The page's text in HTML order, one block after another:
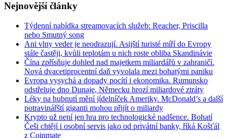
Nejnovější články
Týdenní nabídka streamovacích služeb: Reacher, Priscilla
nebo Smutný song
Ani vlny veder je neodrazují. Asijští turisté míří do Evropy
stále častěji, kvůli teplotám u nich roste obliba Skandinávie
Čína zpřísňuje dohled nad majetkem miliardářů v zahraničí.
Nová dvacetiprocentní daň vyvolala mezi bohatými paniku
Evropa vysychá a dopady pocítí i ekonomika. Rumunsko
odstřeluje dno Dunaje, Německu hrozí miliardové ztráty
Léky na hubnutí mění jídelníček Ameriky. McDonald’s a další
potravinářští giganti mohou přijít o miliardy
Krypto už není jen hra pro technologické nadšence. Bohatí
Češi chtějí i osobní servis jako od privátní banky, říká Košťál
z Coinmate